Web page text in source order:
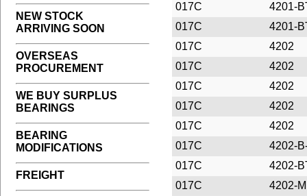
NEW STOCK
ARRIVING SOON
OVERSEAS
PROCUREMENT
WE BUY SURPLUS
BEARINGS
BEARING
MODIFICATIONS
FREIGHT
017C
4201-
017C
4201-
017C
4202
017C
4202
017C
4202
017C
4202
017C
4202
017C
4202-
017C
4202-
017C
4202-M